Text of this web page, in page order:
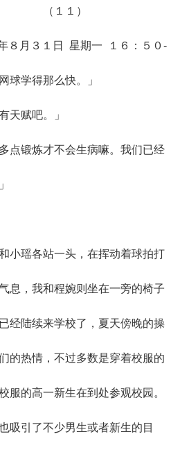
）
月３１日 星期一 １６：５０-
学得那么快。」
赋吧。」
锻炼才不会生病嘛。我们已经
瑶各站一头，在挥动着球拍打
息，我和程婉则坐在一旁的椅子
经陆续来学校了，夏天傍晚的操
的热情，不过多数是穿着校服的
服的高一新生在到处参观校园。
吸引了不少男生或者新生的目